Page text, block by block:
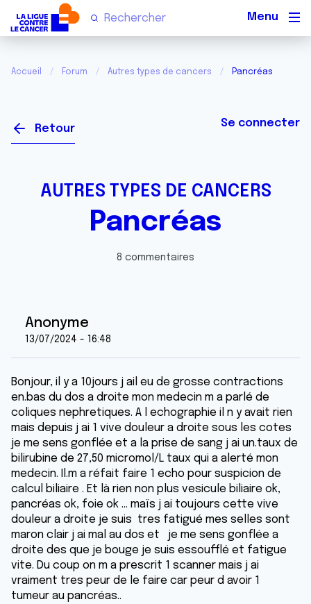
Accueil Forum Autres types de cancers Pancréas
Retour Se connecter
AUTRES TYPES DE CANCERS
Pancréas
8 commentaires
Anonyme
13/07/2024 - 16:48
Bonjour, il y a 10jours j ail eu de grosse contractions
en.bas du dos a droite mon medecin m a parlé de
coliques nephretiques. A l echographie il n y avait rien
mais depuis j ai 1 vive douleur a droite sous les cotes
je me sens gonflée et a la prise de sang j ai un.taux de
bilirubine de 27,50 micromol/L taux qui a alerté mon
medecin. Il.m a réfait faire 1 echo pour suspicion de
calcul biliaire . Et là rien non plus vesicule biliaire ok,
pancréas ok, foie ok ... maïs j ai toujours cette vive
douleur a droite je suis tres fatigué mes selles sont
maron clair j ai mal au dos et je me sens gonflée a
droite des que je bouge je suis essoufflé et fatigue
vite. Du coup on m a prescrit 1 scanner mais j ai
vraiment tres peur de le faire car peur d avoir 1
tumeur au pancréas..